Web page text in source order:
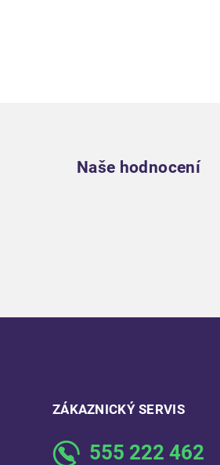
Naše hodnocení
ZÁKAZNICKÝ SERVIS
555 222 462